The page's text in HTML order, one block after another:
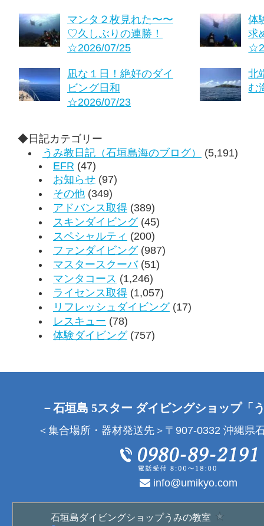
マンタ２枚見れた〜〜
♡久しぶりの連勝！
☆2026/07/25
体
求
凪な１日！絶好のダイ
ビング日和
☆2026/07/23
北
む
◆日記カテゴリー
うみ教日記（石垣島海のブログ）
(5,191)
EFR (47)
お知らせ (97)
その他 (349)
アドバンス取得 (389)
スキンダイビング(45)
スペシャルティ (200)
ファンダイビング(987)
マスタースクーバ(51)
マンタコース (1,246)
ライセンス取得 (1,057)
リフレッシュダイビング(17)
レスキュー (78)
体験ダイビング(757)
－石垣島 5スター ダイビングショップ「
＜集合場所・器材発送先＞〒907-0332 沖縄県
info@umikyo.com